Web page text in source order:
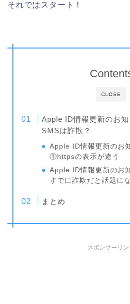
それではスタート！
CLOSE
Apple ID情報更新のお
SMSは詐欺？
Apple ID情報更新のお
①httpsの表示が違う
Apple ID情報更新のお
すでに詐欺だと話題に
まとめ
スポンサーリン